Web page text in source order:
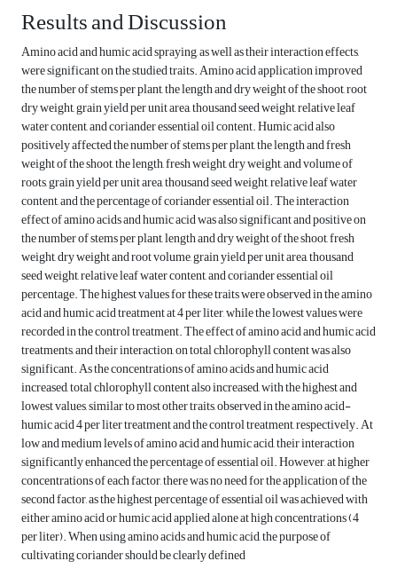
Results and Discussion
Amino acid and humic acid spraying, as well as their interaction effects,
were significant on the studied traits. Amino acid application improved
the number of stems per plant, the length and dry weight of the shoot, root
dry weight, grain yield per unit area, thousand seed weight, relative leaf
water content, and coriander essential oil content. Humic acid also
positively affected the number of stems per plant, the length and fresh
weight of the shoot, the length, fresh weight, dry weight, and volume of
roots, grain yield per unit area, thousand seed weight, relative leaf water
content, and the percentage of coriander essential oil. The interaction
effect of amino acids and humic acid was also significant and positive on
the number of stems per plant, length and dry weight of the shoot, fresh
weight, dry weight and root volume, grain yield per unit area, thousand
seed weight, relative leaf water content, and coriander essential oil
percentage. The highest values for these traits were observed in the amino
acid and humic acid treatment at 4 per liter, while the lowest values were
recorded in the control treatment. The effect of amino acid and humic acid
treatments, and their interaction, on total chlorophyll content was also
significant. As the concentrations of amino acids and humic acid
increased, total chlorophyll content also increased, with the highest and
lowest values, similar to most other traits, observed in the amino acid-
humic acid 4 per liter treatment and the control treatment, respectively. At
low and medium levels of amino acid and humic acid, their interaction
significantly enhanced the percentage of essential oil. However, at higher
concentrations of each factor, there was no need for the application of the
second factor, as the highest percentage of essential oil was achieved with
either amino acid or humic acid applied alone at high concentrations (4
per liter). When using amino acids and humic acid, the purpose of
cultivating coriander should be clearly defined